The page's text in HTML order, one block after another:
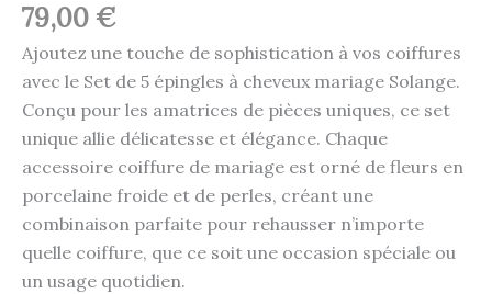
79,00€
Ajoutez une touche de sophistication à vos coiffures
avec le Set de 5 épingles à cheveux mariage Solange.
Conçu pour les amatrices de pièces uniques, ce set
unique allie délicatesse et élégance. Chaque
accessoire coiffure de mariage est orné de fleurs en
porcelaine froide et de perles, créant une
combinaison parfaite pour rehausser n’importe
quelle coiffure, que ce soit une occasion spéciale ou
un usage quotidien.